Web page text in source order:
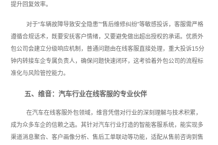
提升回复效率。
对于“车辆故障导致安全隐患”“售后维修纠纷”等敏感投诉，客服需严格
遵循合规话术，既要安抚客户情绪，又要避免做出超出授权的承诺。优质外
包公司会建立分级响应机制，普通问题由在线客服直接处理，重大投诉15分
钟内转接车企专属负责人，确保问题快速闭环，这考验着外包公司的流程标
准化与风险管控能力。
五、维音：汽车行业在线客服的专业伙伴
在汽车在线客服外包领域，维音凭借对行业的深刻理解与技术积累，
成为众多车企的信赖之选。其针对汽车行业打造的智能客服系统，能实现多
渠道消息聚合、客户画像分析、售后工单联动等功能，适配从售前咨询到售